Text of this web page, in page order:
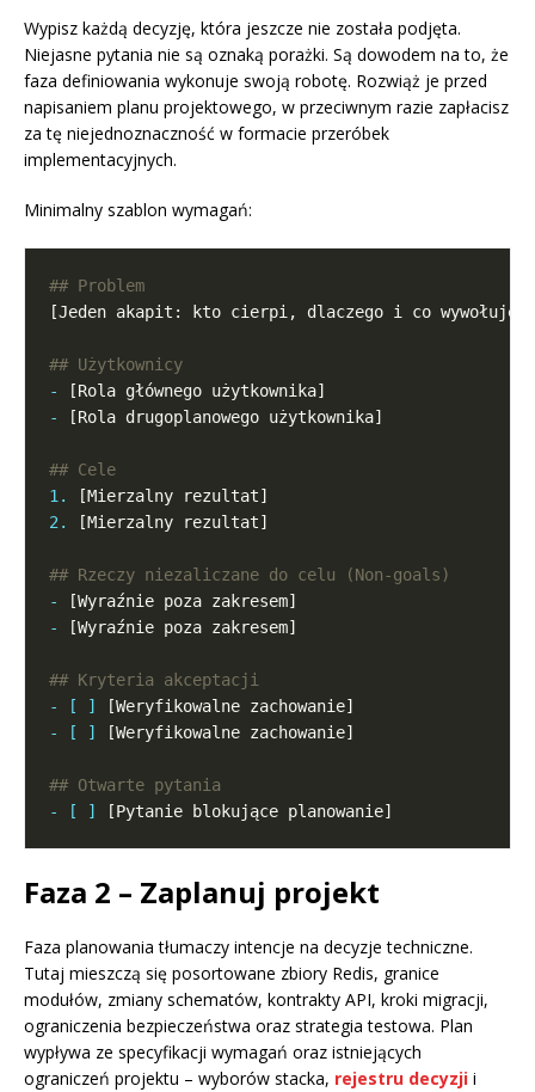
Wypisz każdą decyzję, która jeszcze nie została podjęta.
Niejasne pytania nie są oznaką porażki. Są dowodem na to, że
faza definiowania wykonuje swoją robotę. Rozwiąż je przed
napisaniem planu projektowego, w przeciwnym razie zapłacisz
za tę niejednoznaczność w formacie przeróbek
implementacyjnych.
Minimalny szablon wymagań:
-
-
1.
2.
-
-
- [ ]
- [ ]
- [ ]
Faza 2 – Zaplanuj projekt
Faza planowania tłumaczy intencje na decyzje techniczne.
Tutaj mieszczą się posortowane zbiory Redis, granice
modułów, zmiany schematów, kontrakty API, kroki migracji,
ograniczenia bezpieczeństwa oraz strategia testowa. Plan
wypływa ze specyfikacji wymagań oraz istniejących
ograniczeń projektu – wyborów stacka, rejestru decyzji i